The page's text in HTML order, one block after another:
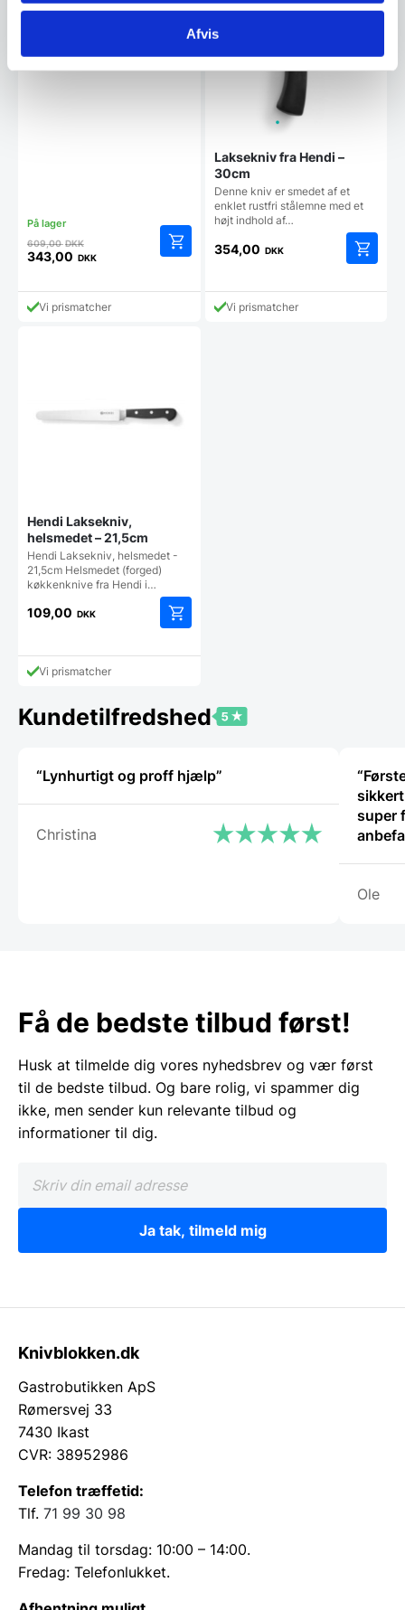
Afvis
609,00DKKDen
oprindelige
var:
609,00 DKK.
343,00 DKK
aktuelle
prisVi prismatcher
Laksekniv fra Hendi –
30cm
Denne kniv er smedet af et
enklet rustfri stålemne med et
højt indhold af…
354,00 DKK
Vi prismatcher
Hendi Laksekniv,
helsmedet – 21,5cm
Hendi Laksekniv, helsmedet -
21,5cm Helsmedet (forged)
køkkenknive fra Hendi i…
109,00 DKK
Vi prismatcher
Kundetilfredshed
“Lynhurtigt og proff hjælp”
Christina
super
Ole
Få de bedste tilbud først!
Husk at tilmelde dig vores nyhedsbrev og vær først
til de bedste tilbud. Og bare rolig, vi spammer dig
ikke, men sender kun relevante tilbud og
informationer til dig.
Ja tak, tilmeld mig
Knivblokken.dk
Gastrobutikken ApS
Rømersvej 33
7430 Ikast
CVR: 38952986
Telefon træffetid:
Tlf. 71 99 30 98
Mandag til torsdag: 10:00 – 14:00.
Fredag: Telefonlukket.